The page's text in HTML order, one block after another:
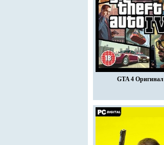
GTA 4 Оригинал